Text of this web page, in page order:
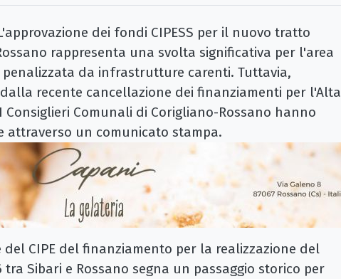
L'approvazione dei fondi CIPESS per il nuovo tratto
rappresenta una svolta significativa per l'area
da infrastrutture carenti. Tuttavia,
recente cancellazione dei finanziamenti per l'Alta
Comunali di Corigliano-Rossano hanno
attraverso un comunicato stampa.
del CIPE del finanziamento per la realizzazione del
Sibari e Rossano segna un passaggio storico per